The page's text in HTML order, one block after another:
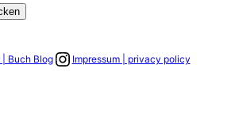
Buch BlogLink zum Instagram Account
Impressum | privacy policy